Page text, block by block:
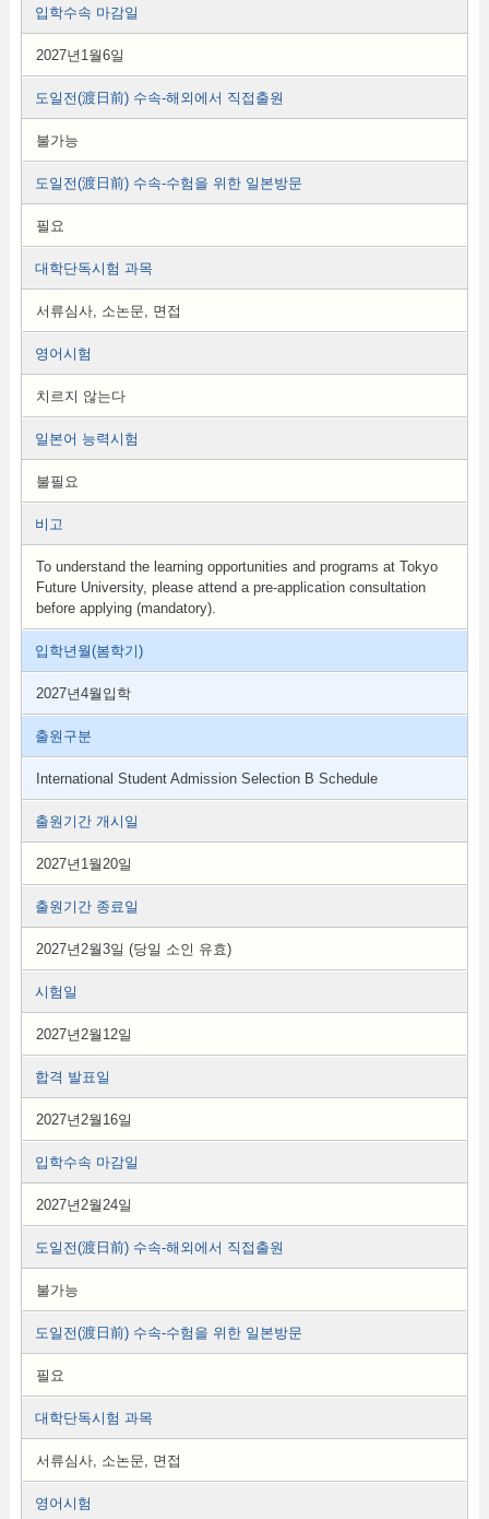
입학수속 마감일
2027년1월6일
도일전(渡日前) 수속-해외에서 직접출원
불가능
도일전(渡日前) 수속-수험을 위한 일본방문
필요
대학단독시험 과목
서류심사, 소논문, 면접
영어시험
치르지 않는다
일본어 능력시험
불필요
비고
To understand the learning opportunities and programs at Tokyo
Future University, please attend a pre-application consultation
before applying (mandatory).
입학년월(봄학기)
2027년4월입학
출원구분
International Student Admission Selection B Schedule
출원기간 개시일
2027년1월20일
출원기간 종료일
2027년2월3일 (당일 소인 유효)
시험일
2027년2월12일
합격 발표일
2027년2월16일
입학수속 마감일
2027년2월24일
도일전(渡日前) 수속-해외에서 직접출원
불가능
도일전(渡日前) 수속-수험을 위한 일본방문
필요
대학단독시험 과목
서류심사, 소논문, 면접
영어시험